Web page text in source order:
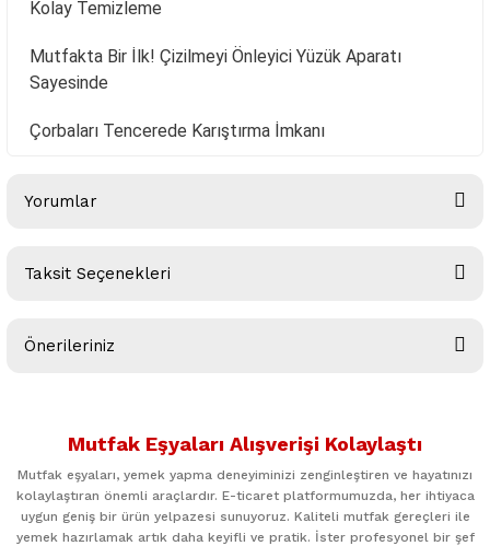
Kolay Temizleme
Mutfakta Bir İlk! Çizilmeyi Önleyici Yüzük Aparatı
Sayesinde
Çorbaları Tencerede Karıştırma İmkanı
Yorumlar
Taksit Seçenekleri
Önerileriniz
kullanarak tarafımıza iletebilirsiniz.
Ürün resmi kalitesiz, bozuk veya görüntülenemiyor.
Mutfak Eşyaları Alışverişi Kolaylaştı
Mutfak eşyaları, yemek yapma deneyiminizi zenginleştiren ve hayatınızı
kolaylaştıran önemli araçlardır. E-ticaret platformumuzda, her ihtiyaca
uygun geniş bir ürün yelpazesi sunuyoruz. Kaliteli mutfak gereçleri ile
yemek hazırlamak artık daha keyifli ve pratik. İster profesyonel bir şef